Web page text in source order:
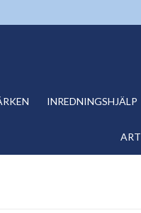
INREDNINGSHJÄLP
ART